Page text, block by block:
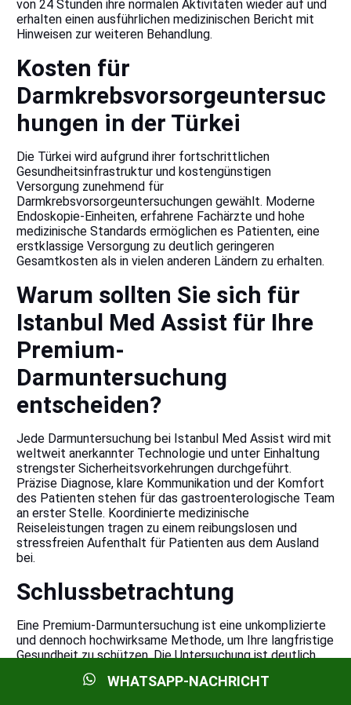
von 24 Stunden ihre normalen Aktivitäten wieder auf und
erhalten einen ausführlichen medizinischen Bericht mit
Hinweisen zur weiteren Behandlung.
Kosten für
Darmkrebsvorsorgeuntersuc
hungen in der Türkei
Die Türkei wird aufgrund ihrer fortschrittlichen
Gesundheitsinfrastruktur und kostengünstigen
Versorgung zunehmend für
Darmkrebsvorsorgeuntersuchungen gewählt. Moderne
Endoskopie-Einheiten, erfahrene Fachärzte und hohe
medizinische Standards ermöglichen es Patienten, eine
erstklassige Versorgung zu deutlich geringeren
Gesamtkosten als in vielen anderen Ländern zu erhalten.
Warum sollten Sie sich für
Istanbul Med Assist für Ihre
Premium-
Darmuntersuchung
entscheiden?
Jede Darmuntersuchung bei Istanbul Med Assist wird mit
weltweit anerkannter Technologie und unter Einhaltung
strengster Sicherheitsvorkehrungen durchgeführt.
Präzise Diagnose, klare Kommunikation und der Komfort
des Patienten stehen für das gastroenterologische Team
an erster Stelle. Koordinierte medizinische
Reiseleistungen tragen zu einem reibungslosen und
stressfreien Aufenthalt für Patienten aus dem Ausland
bei.
Schlussbetrachtung
Eine Premium-Darmuntersuchung ist eine unkomplizierte
und dennoch hochwirksame Methode, um Ihre langfristige
Gesundheit zu schützen. Die Untersuchung ist deutlich
angenehmer als die meisten Menschen erwarten, und die
Vorbereitung beginnt bereits einen Tag vorher. Dank
WHATSAPP-NACHRICHT